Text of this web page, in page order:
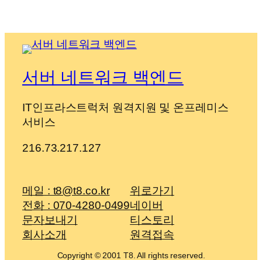
서버 네트워크 백엔드
IT인프라스트럭처 원격지원 및 온프레미스
서비스
216.73.217.127
메일 : t8@t8.co.kr
전화 : 070-4280-0499
문자보내기
회사소개
위로가기
네이버
티스토리
원격접속
Copyright © 2001 T8. All rights reserved.